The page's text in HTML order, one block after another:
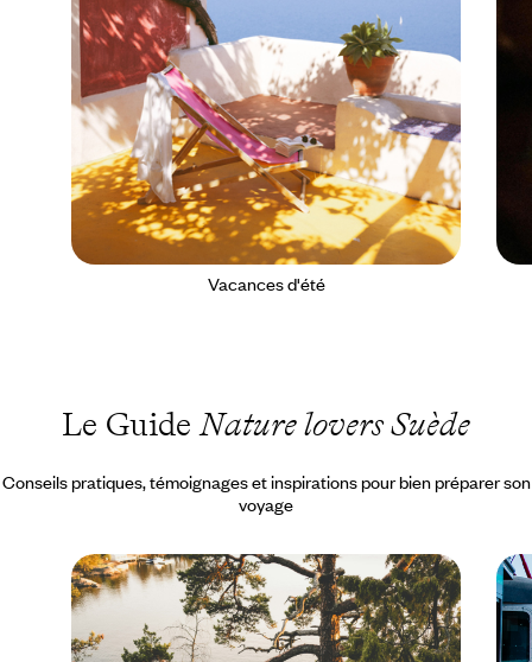
Vacances d'été
Le GuideNature lovers Suède
Conseils pratiques, témoignages et inspirations pour bien préparer son
voyage